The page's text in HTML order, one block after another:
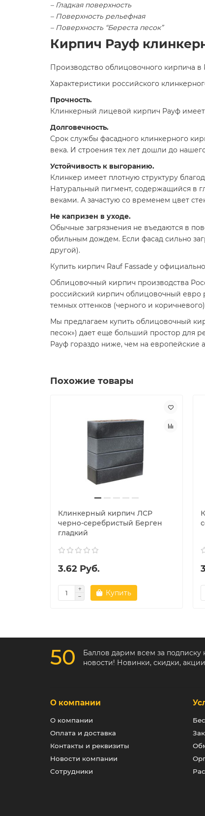
– Гладкая поверхность
– Поверхность рельефная
– Поверхность “Береста песок”
Кирпич Рауф
Производство облицовочного кирпича
Характеристики российского
Прочность.
Клинкерный лицевой кирпич Рауф
Долговечность.
Срок службы фасадного клинкерного
века. И строения тех лет дошли до
Устойчивость к выгоранию.
Клинкер имеет плотную структуру
Натуральный пигмент, содержащийся в
веками. А зачастую со временем цвет
Не капризен в уходе.
Обычные загрязнения не въедаются в
обильным дождем. Если фасад сильно
другой).
Купить кирпич Rauf Fassade у
Облицовочный кирпич производства
российский кирпич облицовочный евро
темных оттенков (черного и
Мы предлагаем купить облицовочный
песок») дает еще больший простор для
Рауф гораздо ниже, чем на европейские
Похожие товары
Клинкерный кирпич ЛСР
черно-серебристый Берген
гладкий
3.62 Руб.
Купить
50
Баллов дарим всем за подписку
новости! Новинки, скидки,
О компании
О компании
Оплата и доставка
Контакты и реквизиты
Новости компании
Сотрудники